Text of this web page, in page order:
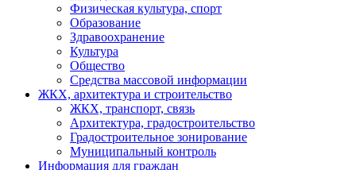
Физическая культура, спорт
Образование
Здравоохранение
Культура
Общество
Средства массовой информации
ЖКХ, архитектура и строительство
ЖКХ, транспорт, связь
Архитектура, градостроительство
Градостроительное зонирование
Муниципальный контроль
Информация для граждан